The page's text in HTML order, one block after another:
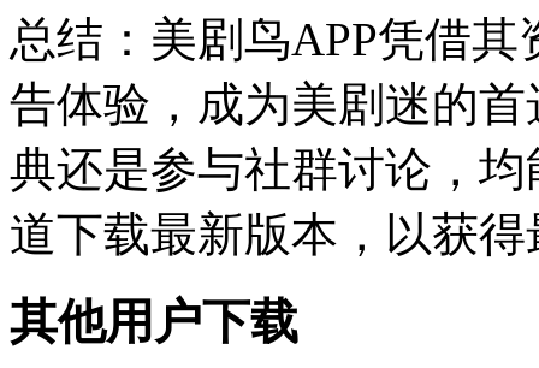
总结：美剧鸟APP凭借
告体验，成为美剧迷的
典还是参与社群讨论，
道下载最新版本，以获
其他用户下载